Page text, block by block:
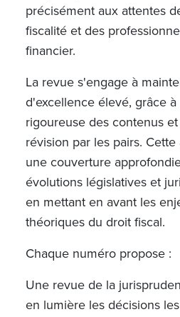
précisément aux attentes
fiscalité et des
financier.
La revue s'engage à
d'excellence élevé, grâce
rigoureuse des contenus
révision par les pairs.
une couverture
évolutions législatives et
en mettant en avant les
théoriques du droit fiscal.
Chaque numéro propose :
Une revue de la
en lumière les décisions